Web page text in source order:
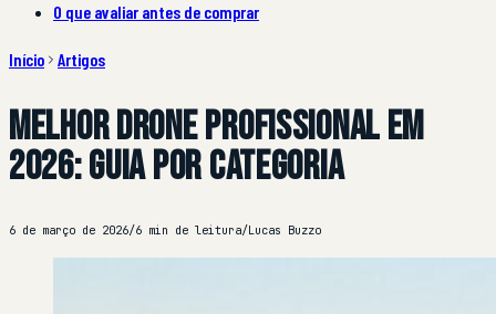
O que avaliar antes de comprar
Início Artigos
Melhor drone profissional em
2026: guia por categoria
6 de março de 2026/6 min de leitura/Lucas Buzzo